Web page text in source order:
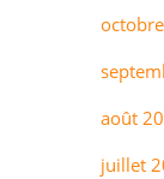
août
juillet